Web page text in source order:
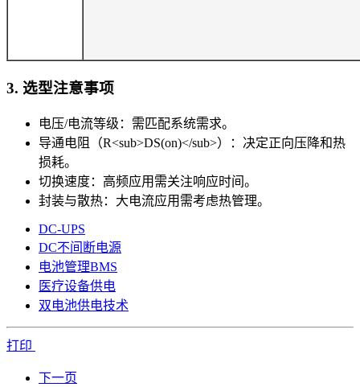
3. 选型注意事项
电压/电流等级：需匹配系统需求。
导通电阻（R<sub>DS(on)</sub>）：决定正向压降和热
损耗。
切换速度：高频应用需关注响应时间。
封装与散热：大电流应用需考虑热管理。
DC-UPS
DC不间断电源
电池管理BMS
医疗设备供电
双电池供电技术
打印
下一页